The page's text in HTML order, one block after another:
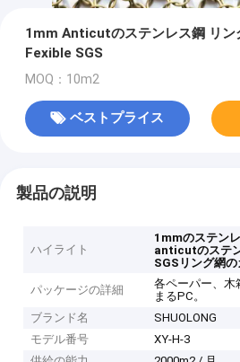
1mm Anticutのステンレス鋼 リン
Fexible SGS
MOQ：10m2
ベストプライス
製品の説明
ハイライト
1mmのステン
anticutのステ
SGSリング網
パッケージの詳細
各ペーパー、
まるPC。
ブランド名
SHUOLONG
モデル番号
XY-H-3